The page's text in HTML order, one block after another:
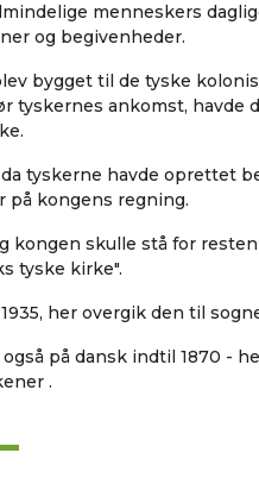
menneskers
og begivenheder.
bygget til de tyske
tyskernes ankomst, havde
tyskerne havde oprettet
på kongens regning.
skulle stå for
tyske kirke".
her overgik den til
på dansk indtil 1870 -
.